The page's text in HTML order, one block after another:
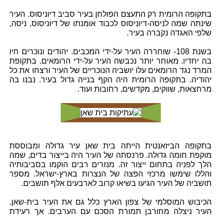
בתקופה הרומית רק התעצם הפולחן בעיר סביב דיוניסוס. העיר
שינתה שמה לניסה-דיוניסוס לכבוד אומנתו של דיוניסוס, ניסה,
שלפי האגדה נקברה בעיר.
בשנת 108- שוחררה העיר על-ידי המכבים. יהודים ונוכרים חיו
בה יחדיו. מאוחר יותר נכבשה העיר על-ידי הרומאים. בתקופת
המרד נגד הרומאים עלו יושביה הנוכריים של העיר ורצחו את כל
יהודיה. בתקופה הרומית היה הקף בנייה גדול בעיר. נבנו בה
מרחצאות, שווקים, מקדשים, רחובות ועוד.
בתקופה הביזאנטית הייתה בית שאן עיר גדולה ומבוססת
מוקפת חומה גדולה. פרנסתה של העיר היה בייצור בדים, שמה
הלך לפניה בתחום ייצור זה. מנזרים רבים הוקמו בסביבותיה
והללו שימשו מרכזי הפצה של הנצרות בארץ-ישראל. מספר
תושביה של העיר הגיעו בשיאו קרוב לארבעים אלף תושבים.
הכיבוש המוסלמי של צפון הארץ כלל גם את העיר בית-שאן.
העיר ניצלה מחורבן תמורת הסכם עם הערבים. אך רעידת